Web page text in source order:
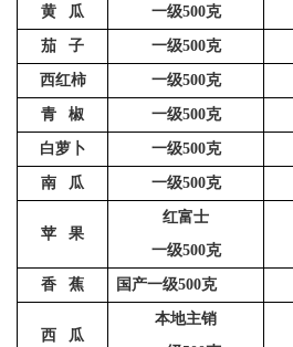
黄 瓜 一级500克
茄 子 一级500克
西红柿 一级500克
青 椒 一级500克
白萝卜 一级500克
南 瓜 一级500克
苹 果
红富士
一级500克
香 蕉 国产一级500克
西 瓜
本地主销